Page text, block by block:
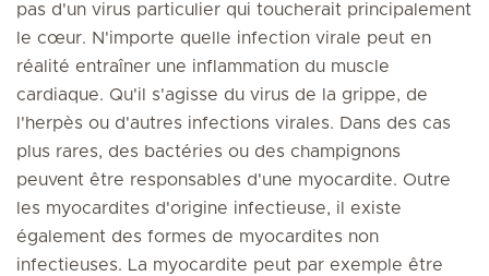
pas d'un virus particulier qui toucherait principalement
le cœur. N'importe quelle infection virale peut en
réalité entraîner une inflammation du muscle
cardiaque. Qu'il s'agisse du virus de la grippe, de
l'herpès ou d'autres infections virales. Dans des cas
plus rares, des bactéries ou des champignons
peuvent être responsables d'une myocardite. Outre
les myocardites d'origine infectieuse, il existe
également des formes de myocardites non
infectieuses. La myocardite peut par exemple être